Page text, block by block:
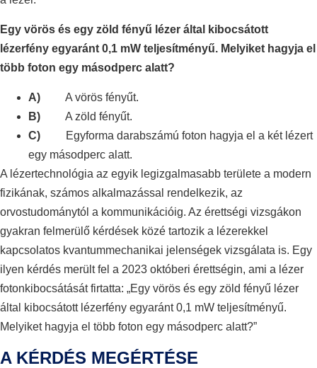
Egy vörös és egy zöld fényű lézer által kibocsátott
lézerfény egyaránt 0,1 mW teljesítményű. Melyiket hagyja el
több foton egy másodperc alatt?
A) A vörös fényűt.
B) A zöld fényűt.
C) Egyforma darabszámú foton hagyja el a két lézert
egy másodperc alatt.
A lézertechnológia az egyik legizgalmasabb területe a modern
fizikának, számos alkalmazással rendelkezik, az
orvostudománytól a kommunikációig. Az érettségi vizsgákon
gyakran felmerülő kérdések közé tartozik a lézerekkel
kapcsolatos kvantummechanikai jelenségek vizsgálata is. Egy
ilyen kérdés merült fel a 2023 októberi érettségin, ami a lézer
fotonkibocsátását firtatta: „Egy vörös és egy zöld fényű lézer
által kibocsátott lézerfény egyaránt 0,1 mW teljesítményű.
Melyiket hagyja el több foton egy másodperc alatt?”
A KÉRDÉS MEGÉRTÉSE